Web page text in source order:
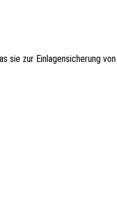
sie zur Einla­gen­si­che­rung